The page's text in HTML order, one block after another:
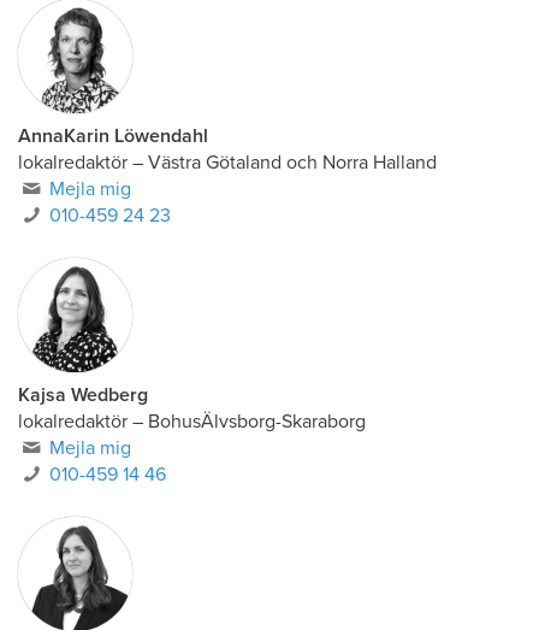
AnnaKarin Löwendahl
lokalredaktör – Västra Götaland och Norra Halland
Mejla mig
010-459 24 23
Kajsa Wedberg
lokalredaktör – BohusÄlvsborg-Skaraborg
Mejla mig
010-459 14 46